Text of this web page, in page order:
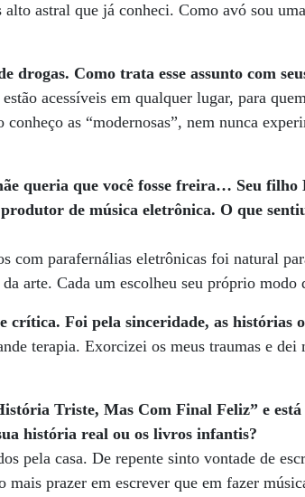
astral que já conheci. Como avó sou
drogas. Como trata esse assunto com
acessíveis em qualquer lugar, para
as “modernosas”, nem nunca
queria que você fosse freira… Seu
de música eletrônica. O que
com parafernálias eletrônicas foi natural
arte. Cada um escolheu seu próprio modo
crítica. Foi pela sinceridade, as histórias
terapia. Exorcizei os meus traumas e dei
Triste, Mas Com Final Feliz” e
história real ou os livros infantis?
pela casa. De repente sinto vontade de
mais prazer em escrever que em fazer